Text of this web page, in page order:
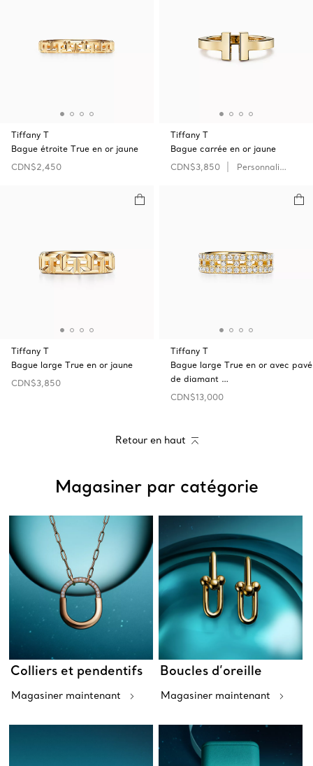
Tiffany T
Bague étroite True en or jaune
CDN$2,450
Tiffany T
Bague carrée en or jaune
CDN$3,850
Personnaliser
Tiffany T
Bague large True en or jaune
CDN$3,850
Tiffany T
Bague large True en or avec pavé
de diamant …
CDN$13,000
Retour en haut
Magasiner par catégorie
Colliers et pendentifs
Magasiner maintenant
Boucles d’oreille
Magasiner maintenant